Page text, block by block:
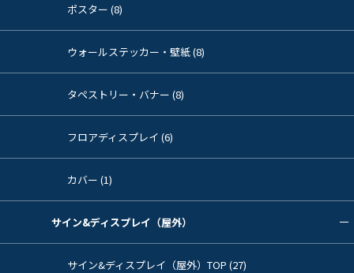
ポスター (8)
ウォールステッカー・壁紙 (8)
タペストリー・バナー (8)
フロアディスプレイ (6)
カバー (1)
サイン&ディスプレイ（屋外）
サイン&ディスプレイ（屋外）TOP (27)